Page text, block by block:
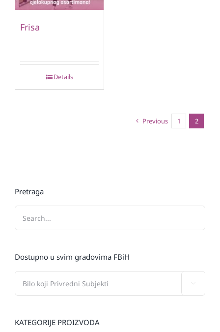
Frisa
Details
Previous 1 2
Pretraga
Dostupno u svim gradovima FBiH
KATEGORIJE PROIZVODA